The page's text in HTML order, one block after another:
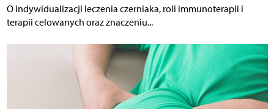
O indywidualizacji leczenia czerniaka, roli immunoterapii i
terapii celowanych oraz znaczeniu...